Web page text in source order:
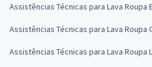
Assistências Técnicas para Lava Roupa
Assistências Técnicas para Lava Roupa
Assistências Técnicas para Lava Roupa